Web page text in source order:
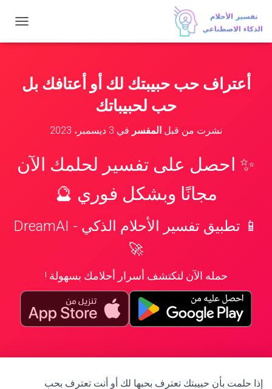
ب
أعتراف حب حبيبتك لك أو أعتافك بل
حب لحبيباتك
نشرت من قبل المفسر في 3 ديسمبر، 2023
✨ احصل على تفسير لحلمك الآن
مجانًا وبشكل فوري 🔮
📱 تطبيق تفسير الأحلام الذكي - DreamAI
🚀
حمله الآن لتكتشف أسرار أحلامك بسهولة !
إذا حلمت بأن حبيبتك تعترف بحبها لك أو أنت تعترف بحب